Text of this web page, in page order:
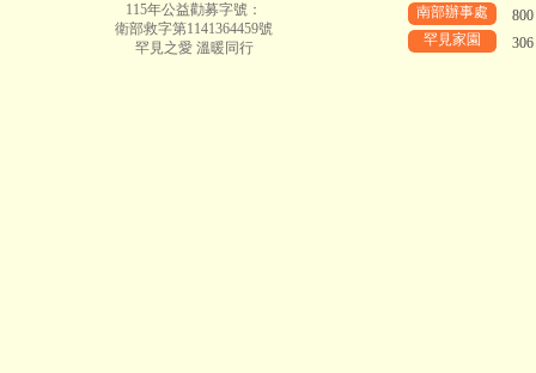
115年公益勸募字號：
衛部救字第1141364459號
罕見之愛 溫暖同行
南部辦事處
罕見家園